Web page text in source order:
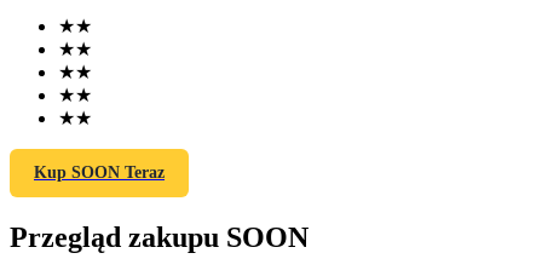
Kontrakty terminowe COIN-M
★★
★★
★★
★★
★★
Kup SOON Teraz
Przegląd zakupu SOON